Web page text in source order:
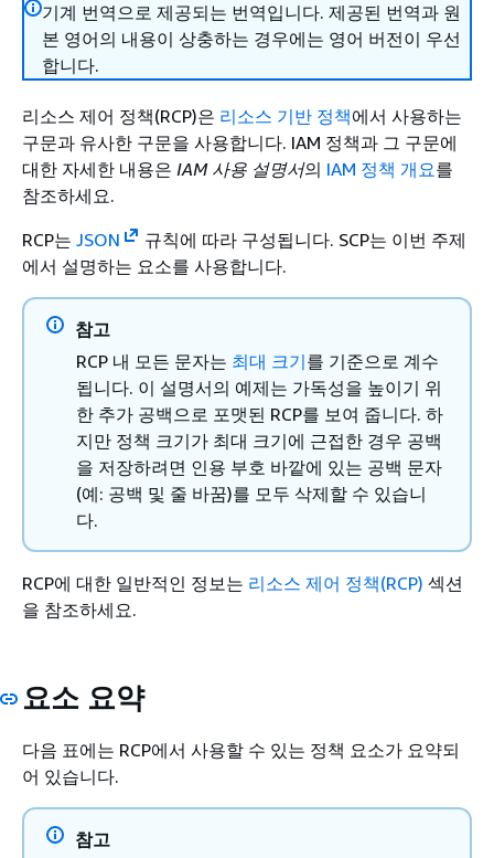
기계 번역으로 제공되는 번역입니다. 제공된 번역과 원
본 영어의 내용이 상충하는 경우에는 영어 버전이 우선
합니다.
리소스 제어 정책(RCP)은 리소스 기반 정책에서 사용하는
구문과 유사한 구문을 사용합니다. IAM 정책과 그 구문에
대한 자세한 내용은 IAM 사용 설명서의 IAM 정책 개요를
참조하세요.
RCP는 JSON
규칙에 따라 구성됩니다. SCP는 이번 주제
에서 설명하는 요소를 사용합니다.
참고
RCP 내 모든 문자는 최대 크기를 기준으로 계수
됩니다. 이 설명서의 예제는 가독성을 높이기 위
한 추가 공백으로 포맷된 RCP를 보여 줍니다. 하
지만 정책 크기가 최대 크기에 근접한 경우 공백
을 저장하려면 인용 부호 바깥에 있는 공백 문자
(예: 공백 및 줄 바꿈)를 모두 삭제할 수 있습니
다.
RCP에 대한 일반적인 정보는 리소스 제어 정책(RCP) 섹션
을 참조하세요.
요소 요약
다음 표에는 RCP에서 사용할 수 있는 정책 요소가 요약되
어 있습니다.
참고